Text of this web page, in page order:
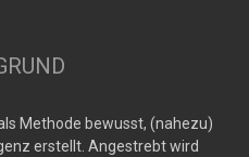
Methode bewusst, (nahezu)
erstellt. Angestrebt wird